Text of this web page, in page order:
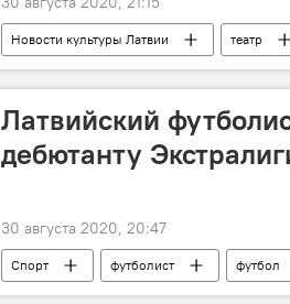
Новости культуры Латвии театр
Латвийский
дебютанту
30 августа 2020, 20:47
Спорт футболист футбол